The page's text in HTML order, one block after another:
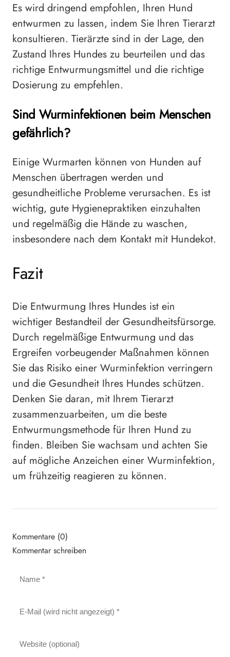
Es wird dringend empfohlen, Ihren Hund
entwurmen zu lassen, indem Sie Ihren Tierarzt
konsultieren. Tierärzte sind in der Lage, den
Zustand Ihres Hundes zu beurteilen und das
richtige Entwurmungsmittel und die richtige
Dosierung zu empfehlen.
Sind Wurminfektionen beim Menschen
gefährlich?
Einige Wurmarten können von Hunden auf
Menschen übertragen werden und
gesundheitliche Probleme verursachen. Es ist
wichtig, gute Hygienepraktiken einzuhalten
und regelmäßig die Hände zu waschen,
insbesondere nach dem Kontakt mit Hundekot.
Fazit
Die Entwurmung Ihres Hundes ist ein
wichtiger Bestandteil der Gesundheitsfürsorge.
Durch regelmäßige Entwurmung und das
Ergreifen vorbeugender Maßnahmen können
Sie das Risiko einer Wurminfektion verringern
und die Gesundheit Ihres Hundes schützen.
Denken Sie daran, mit Ihrem Tierarzt
zusammenzuarbeiten, um die beste
Entwurmungsmethode für Ihren Hund zu
finden. Bleiben Sie wachsam und achten Sie
auf mögliche Anzeichen einer Wurminfektion,
um frühzeitig reagieren zu können.
Kommentare (0)
Kommentar schreiben